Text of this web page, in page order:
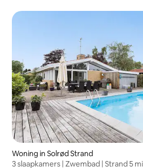
Woning in Solrød Strand
3 slaapkamers | Zwembad | Strand 5